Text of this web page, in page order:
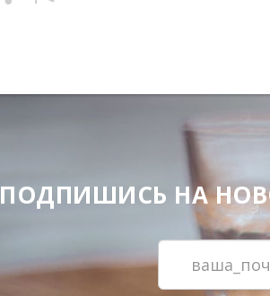
ПОДПИШИСЬ НА